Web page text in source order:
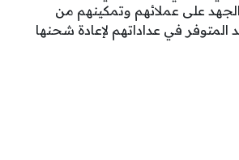
على عملائهم وتمكينهم من
المتوفر في عداداتهم لإعادة شحنها